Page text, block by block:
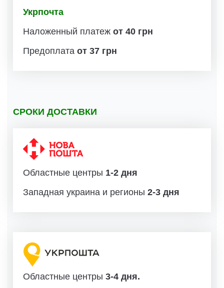
Укрпочта
Наложенный платеж от 40 грн
Предоплата от 37 грн
СРОКИ ДОСТАВКИ
Областные центры 1-2 дня
Западная украина и регионы 2-3 дня
Областные центры 3-4 дня.